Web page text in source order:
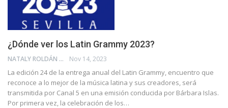
¿Dónde ver los Latin Grammy 2023?
NATALY ROLDÁN Nov 14, 2023
La edición 24 de la entrega anual del Latin Grammy, encuentro que
reconoce a lo mejor de la música latina y sus creadores, será
transmitida por Canal 5 en una emisión conducida por Bárbara Islas.
Por primera vez, la celebración de los…